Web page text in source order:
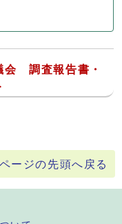
会 調査報告書・
ページの先頭へ戻る